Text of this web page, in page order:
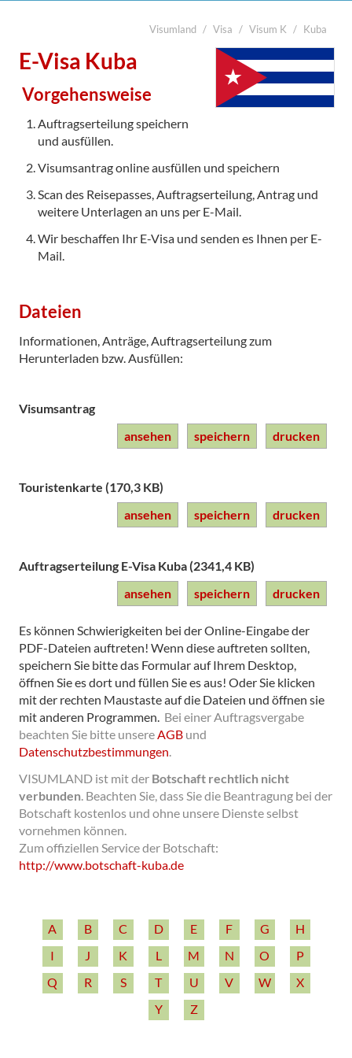
Legalisierung
Visa
Übersetzung
Notarabschriften
Kurier
Visumland Visa Visum K Kuba
E-Visa Kuba
Vorgehensweise
Auftragserteilung speichern
und ausfüllen.
Visumsantrag online ausfüllen und speichern
Scan des Reisepasses, Auftragserteilung, Antrag und
weitere Unterlagen an uns per E-Mail.
Wir beschaffen Ihr E-Visa und senden es Ihnen per E-
Mail.
Dateien
Informationen, Anträge, Auftragserteilung zum
Herunterladen bzw. Ausfüllen:
Visumsantrag
ansehen
speichern drucken
Touristenkarte (170,3 KB)
ansehen
speichern drucken
Auftragserteilung E-Visa Kuba (2341,4 KB)
ansehen
speichern drucken
Es können Schwierigkeiten bei der Online-Eingabe der
PDF-Dateien auftreten! Wenn diese auftreten sollten,
speichern Sie bitte das Formular auf Ihrem Desktop,
öffnen Sie es dort und füllen Sie es aus! Oder Sie klicken
mit der rechten Maustaste auf die Dateien und öffnen sie
mit anderen Programmen. Bei einer Auftragsvergabe
beachten Sie bitte unsereAGB und
Datenschutzbestimmungen.
VISUMLAND ist mit der Botschaft rechtlich nicht
verbunden. Beachten Sie, dass Sie die Beantragung bei der
Botschaft kostenlos und ohne unsere Dienste selbst
vornehmen können.
Zum offiziellen Service der Botschaft:
http:/­/­www.botschaft-­kuba.de
A B C D E F G
H
I
J K L M N O
P
Q
R S T U V W
X
Y
Z